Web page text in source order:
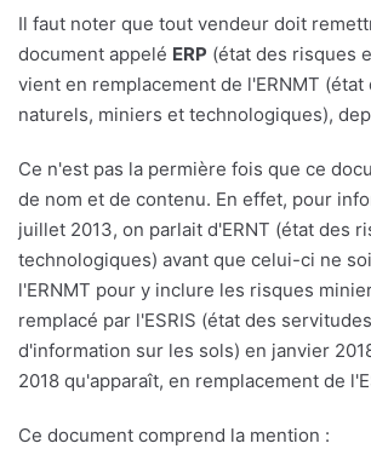
Il faut noter que tout vendeur doit
document appelé ERP (état des risques
vient en remplacement de l'ERNMT (état
naturels, miniers et technologiques),
Ce n'est pas la permière fois que ce
de nom et de contenu. En effet, pour
juillet 2013, on parlait d'ERNT (état des
technologiques) avant que celui-ci ne
l'ERNMT pour y inclure les risques
remplacé par l'ESRIS (état des
d'information sur les sols) en janvier
2018 qu'apparaît, en remplacement de
Ce document comprend la mention :